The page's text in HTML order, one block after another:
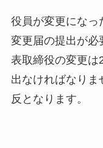
役員が変更になっ
変更届の提出が必
表取締役の変更は
出なければなりま
反となります。